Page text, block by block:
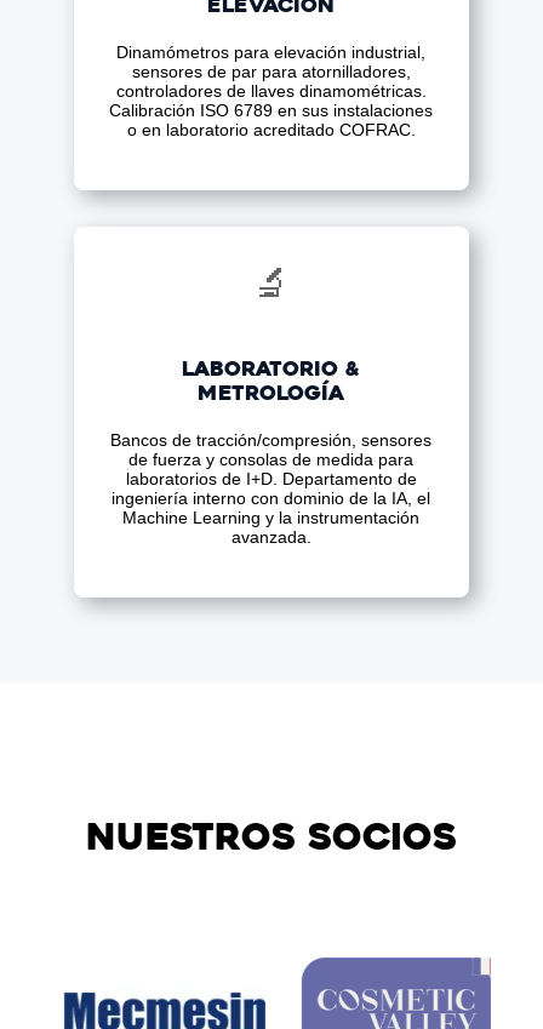
Dinamómetros para elevación industrial,
sensores de par para atornilladores,
controladores de llaves dinamométricas.
Calibración ISO 6789 en sus instalaciones
o en laboratorio acreditado COFRAC.
🔬
Laboratorio &
Metrología
Bancos de tracción/compresión, sensores
de fuerza y consolas de medida para
laboratorios de I+D. Departamento de
ingeniería interno con dominio de la IA, el
Machine Learning y la instrumentación
avanzada.
Nuestros socios